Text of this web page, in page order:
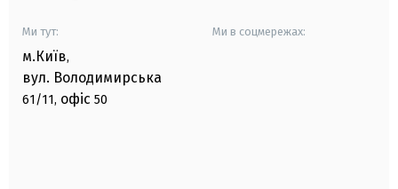
Ми тут:
м.Київ,
вул. Володимирська
61/11, офіс 50
Ми в соцмережах: